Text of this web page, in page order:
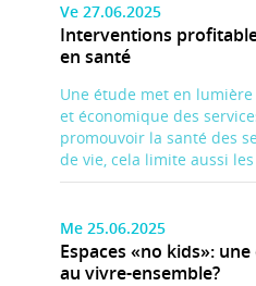
Ve 27.06.2025
Interventions
en santé
Une étude met en lumière
et économique des
promouvoir la santé des
de vie, cela limite aussi
Me 25.06.2025
Espaces «no kids»:
au vivre-ensemble?